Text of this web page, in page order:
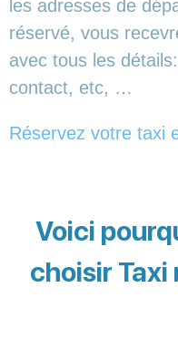
les adresses de
réservé, vous
avec tous les
contact, etc, …
Réservez votre taxi
Voici
choisir